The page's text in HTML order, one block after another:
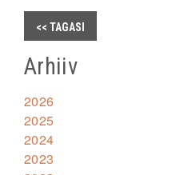
<< TAGASI
Arhiiv
2026
2025
2024
2023